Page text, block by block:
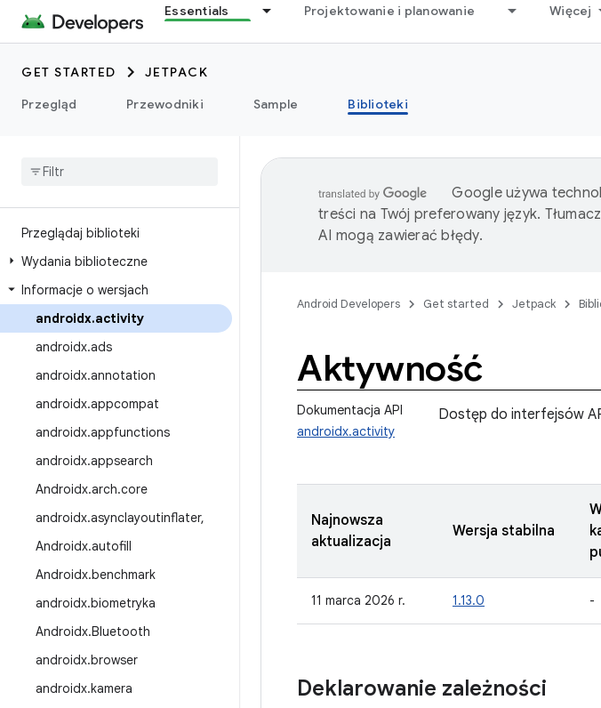
Essentials Projektowanie i planowanie Więcej
GET STARTED
JETPACK
Przegląd
Przewodniki Sample Biblioteki
Przeglądaj biblioteki
Wydania biblioteczne
Informacje o wersjach
androidx.activity
androidx.ads
androidx.annotation
androidx.appcompat
androidx.appfunctions
androidx.appsearch
Androidx.arch.core
androidx.asynclayoutinflater,
Androidx.autofill
Androidx.benchmark
androidx.biometryka
Androidx.Bluetooth
androidx.browser
androidx.kamera
Google używa
treści na Twój preferowany język.
AI mogą zawierać błędy.
Android Developers Get started Jetpack
Aktywność
Dokumentacja API
androidx.activity
Dostęp do interfejsów
Najnowsza
aktualizacja
Wersja stabilna
11 marca 2026 r. 1.13.0 -
Deklarowanie zależności